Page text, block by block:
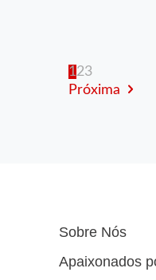
123
Próxima
Sobre Nós
Apaixonados